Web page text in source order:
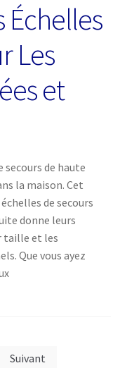
Échelles
Les
et
secours de haute
la maison. Cet
de secours
donne leurs
taille et les
Que vous ayez
Suivant